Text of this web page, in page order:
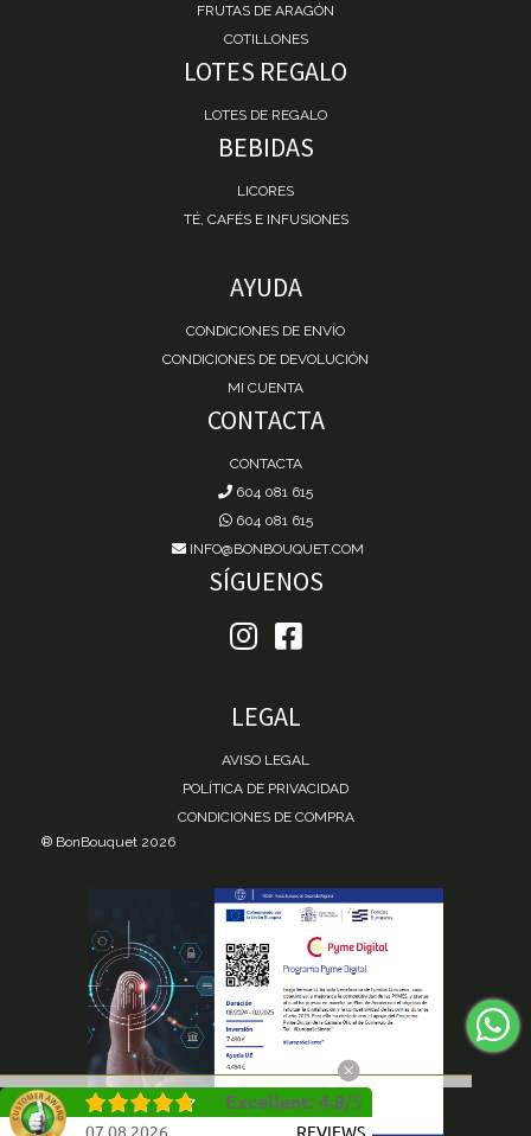
FRUTAS DE ARAGÓN
COTILLONES
LOTES REGALO
LOTES DE REGALO
BEBIDAS
LICORES
TÉ, CAFÉS E INFUSIONES
AYUDA
CONDICIONES DE ENVÍO
CONDICIONES DE DEVOLUCIÓN
MI CUENTA
CONTACTA
CONTACTA
604 081 615
604 081 615
INFO@BONBOUQUET.COM
SÍGUENOS
LEGAL
AVISO LEGAL
POLÍTICA DE PRIVACIDAD
CONDICIONES DE COMPRA
® BonBouquet 2026
Excellent: 4.8/5